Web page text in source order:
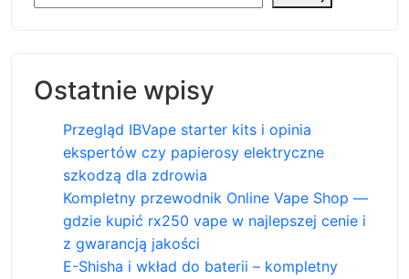
Ostatnie wpisy
Przegląd IBVape starter kits i opinia
ekspertów czy papierosy elektryczne
szkodzą dla zdrowia
Kompletny przewodnik Online Vape Shop —
gdzie kupić rx250 vape w najlepszej cenie i
z gwarancją jakości
E-Shisha i wkład do baterii – kompletny